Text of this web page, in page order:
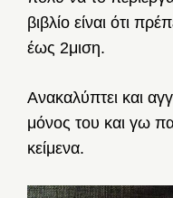
βιβλίο είναι ότι
έως 2μιση.
Ανακαλύπτει και
μόνος του και γω
κείμενα.